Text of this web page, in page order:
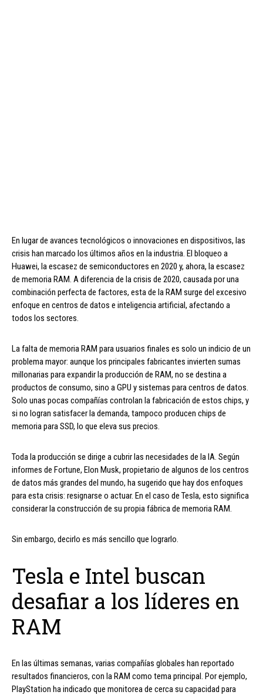
En lugar de avances tecnológicos o innovaciones en dispositivos, las
crisis han marcado los últimos años en la industria. El bloqueo a
Huawei, la escasez de semiconductores en 2020 y, ahora, la escasez
de memoria RAM. A diferencia de la crisis de 2020, causada por una
combinación perfecta de factores, esta de la RAM surge del excesivo
enfoque en centros de datos e inteligencia artificial, afectando a
todos los sectores.
La falta de memoria RAM para usuarios finales es solo un indicio de un
problema mayor: aunque los principales fabricantes invierten sumas
millonarias para expandir la producción de RAM, no se destina a
productos de consumo, sino a GPU y sistemas para centros de datos.
Solo unas pocas compañías controlan la fabricación de estos chips, y
si no logran satisfacer la demanda, tampoco producen chips de
memoria para SSD, lo que eleva sus precios.
Toda la producción se dirige a cubrir las necesidades de la IA. Según
informes de Fortune, Elon Musk, propietario de algunos de los centros
de datos más grandes del mundo, ha sugerido que hay dos enfoques
para esta crisis: resignarse o actuar. En el caso de Tesla, esto significa
considerar la construcción de su propia fábrica de memoria RAM.
Sin embargo, decirlo es más sencillo que lograrlo.
Tesla e Intel buscan
desafiar a los líderes en
RAM
En las últimas semanas, varias compañías globales han reportado
resultados financieros, con la RAM como tema principal. Por ejemplo,
PlayStation ha indicado que monitorea de cerca su capacidad para